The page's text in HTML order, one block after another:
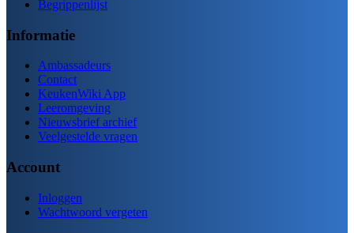
Begrippenlijst
Informatie
Ambassadeurs
Contact
KeukenWiki App
Leeromgeving
Nieuwsbrief archief
Veelgestelde vragen
Account
Inloggen
Wachtwoord vergeten